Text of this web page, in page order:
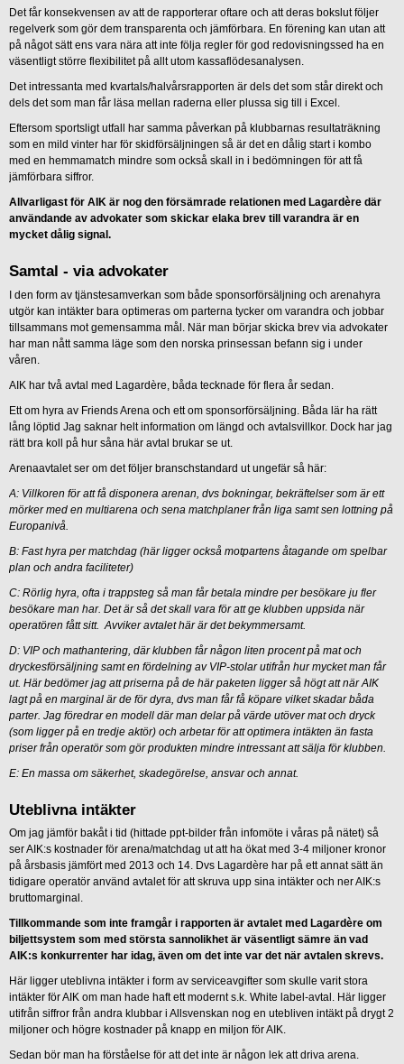
Det får konsekvensen av att de rapporterar oftare och att deras bokslut följer
regelverk som gör dem transparenta och jämförbara. En förening kan utan att
på något sätt ens vara nära att inte följa regler för god redovisningssed ha en
väsentligt större flexibilitet på allt utom kassaflödesanalysen.
Det intressanta med kvartals/halvårsrapporten är dels det som står direkt och
dels det som man får läsa mellan raderna eller plussa sig till i Excel.
Eftersom sportsligt utfall har samma påverkan på klubbarnas resultaträkning
som en mild vinter har för skidförsäljningen så är det en dålig start i kombo
med en hemmamatch mindre som också skall in i bedömningen för att få
jämförbara siffror.
Allvarligast för AIK är nog den försämrade relationen med Lagardère där
användande av advokater som skickar elaka brev till varandra är en
mycket dålig signal.
Samtal - via advokater
I den form av tjänstesamverkan som både sponsorförsäljning och arenahyra
utgör kan intäkter bara optimeras om parterna tycker om varandra och jobbar
tillsammans mot gemensamma mål. När man börjar skicka brev via advokater
har man nått samma läge som den norska prinsessan befann sig i under
våren.
AIK har två avtal med Lagardère, båda tecknade för flera år sedan.
Ett om hyra av Friends Arena och ett om sponsorförsäljning. Båda lär ha rätt
lång löptid Jag saknar helt information om längd och avtalsvillkor. Dock har jag
rätt bra koll på hur såna här avtal brukar se ut.
Arenaavtalet ser om det följer branschstandard ut ungefär så här:
A: Villkoren för att få disponera arenan, dvs bokningar, bekräftelser som är ett
mörker med en multiarena och sena matchplaner från liga samt sen lottning på
Europanivå.
B: Fast hyra per matchdag (här ligger också motpartens åtagande om spelbar
plan och andra faciliteter)
C: Rörlig hyra, ofta i trappsteg så man får betala mindre per besökare ju fler
besökare man har. Det är så det skall vara för att ge klubben uppsida när
operatören fått sitt. Avviker avtalet här är det bekymmersamt.
D: VIP och mathantering, där klubben får någon liten procent på mat och
dryckesförsäljning samt en fördelning av VIP-stolar utifrån hur mycket man får
ut. Här bedömer jag att priserna på de här paketen ligger så högt att när AIK
lagt på en marginal är de för dyra, dvs man får få köpare vilket skadar båda
parter. Jag föredrar en modell där man delar på värde utöver mat och dryck
(som ligger på en tredje aktör) och arbetar för att optimera intäkten än fasta
priser från operatör som gör produkten mindre intressant att sälja för klubben.
E: En massa om säkerhet, skadegörelse, ansvar och annat.
Uteblivna intäkter
Om jag jämför bakåt i tid (hittade ppt-bilder från infomöte i våras på nätet) så
ser AIK:s kostnader för arena/matchdag ut att ha ökat med 3-4 miljoner kronor
på årsbasis jämfört med 2013 och 14. Dvs Lagardère har på ett annat sätt än
tidigare operatör använd avtalet för att skruva upp sina intäkter och ner AIK:s
bruttomarginal.
Tillkommande som inte framgår i rapporten är avtalet med Lagardère om
biljettsystem som med största sannolikhet är väsentligt sämre än vad
AIK:s konkurrenter har idag, även om det inte var det när avtalen skrevs.
Här ligger uteblivna intäkter i form av serviceavgifter som skulle varit stora
intäkter för AIK om man hade haft ett modernt s.k. White label-avtal. Här ligger
utifrån siffror från andra klubbar i Allsvenskan nog en utebliven intäkt på drygt 2
miljoner och högre kostnader på knapp en miljon för AIK.
Sedan bör man ha förståelse för att det inte är någon lek att driva arena.